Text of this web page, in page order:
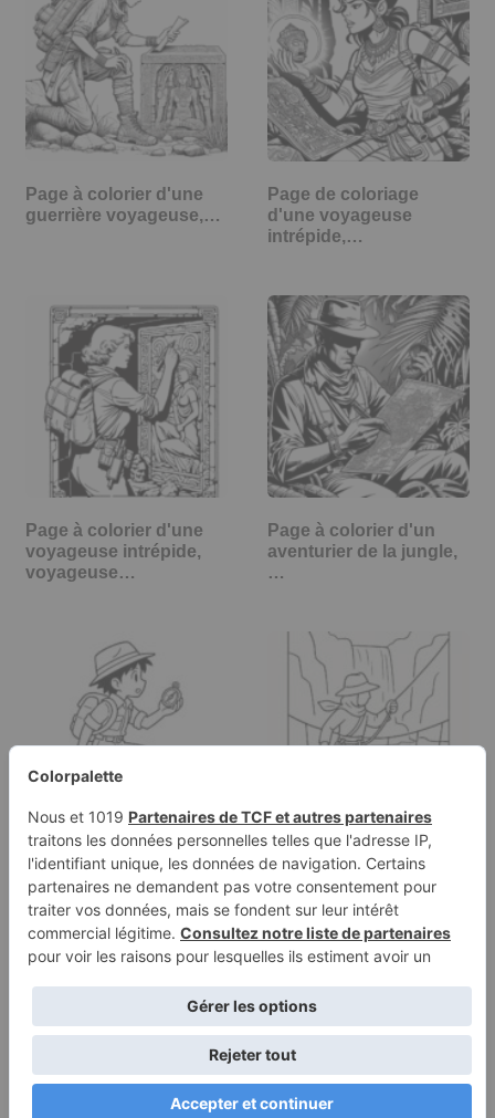
Page à colorier d'une
guerrière voyageuse,…
Page de coloriage
d'une voyageuse
intrépide,…
Page à colorier d'une
voyageuse intrépide,
voyageuse…
Page à colorier d'un
aventurier de la jungle,
…
Page à colorier d'un
aventurier de la jungle,
…
Page à colorier d'un
aventurier de la jungle,
nomade…